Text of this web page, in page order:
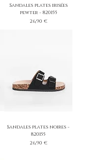
Sandales plates irisées
pewter - 820155
Prix
26,90 €
Sandales plates noires -
820155
Prix
26,90 €